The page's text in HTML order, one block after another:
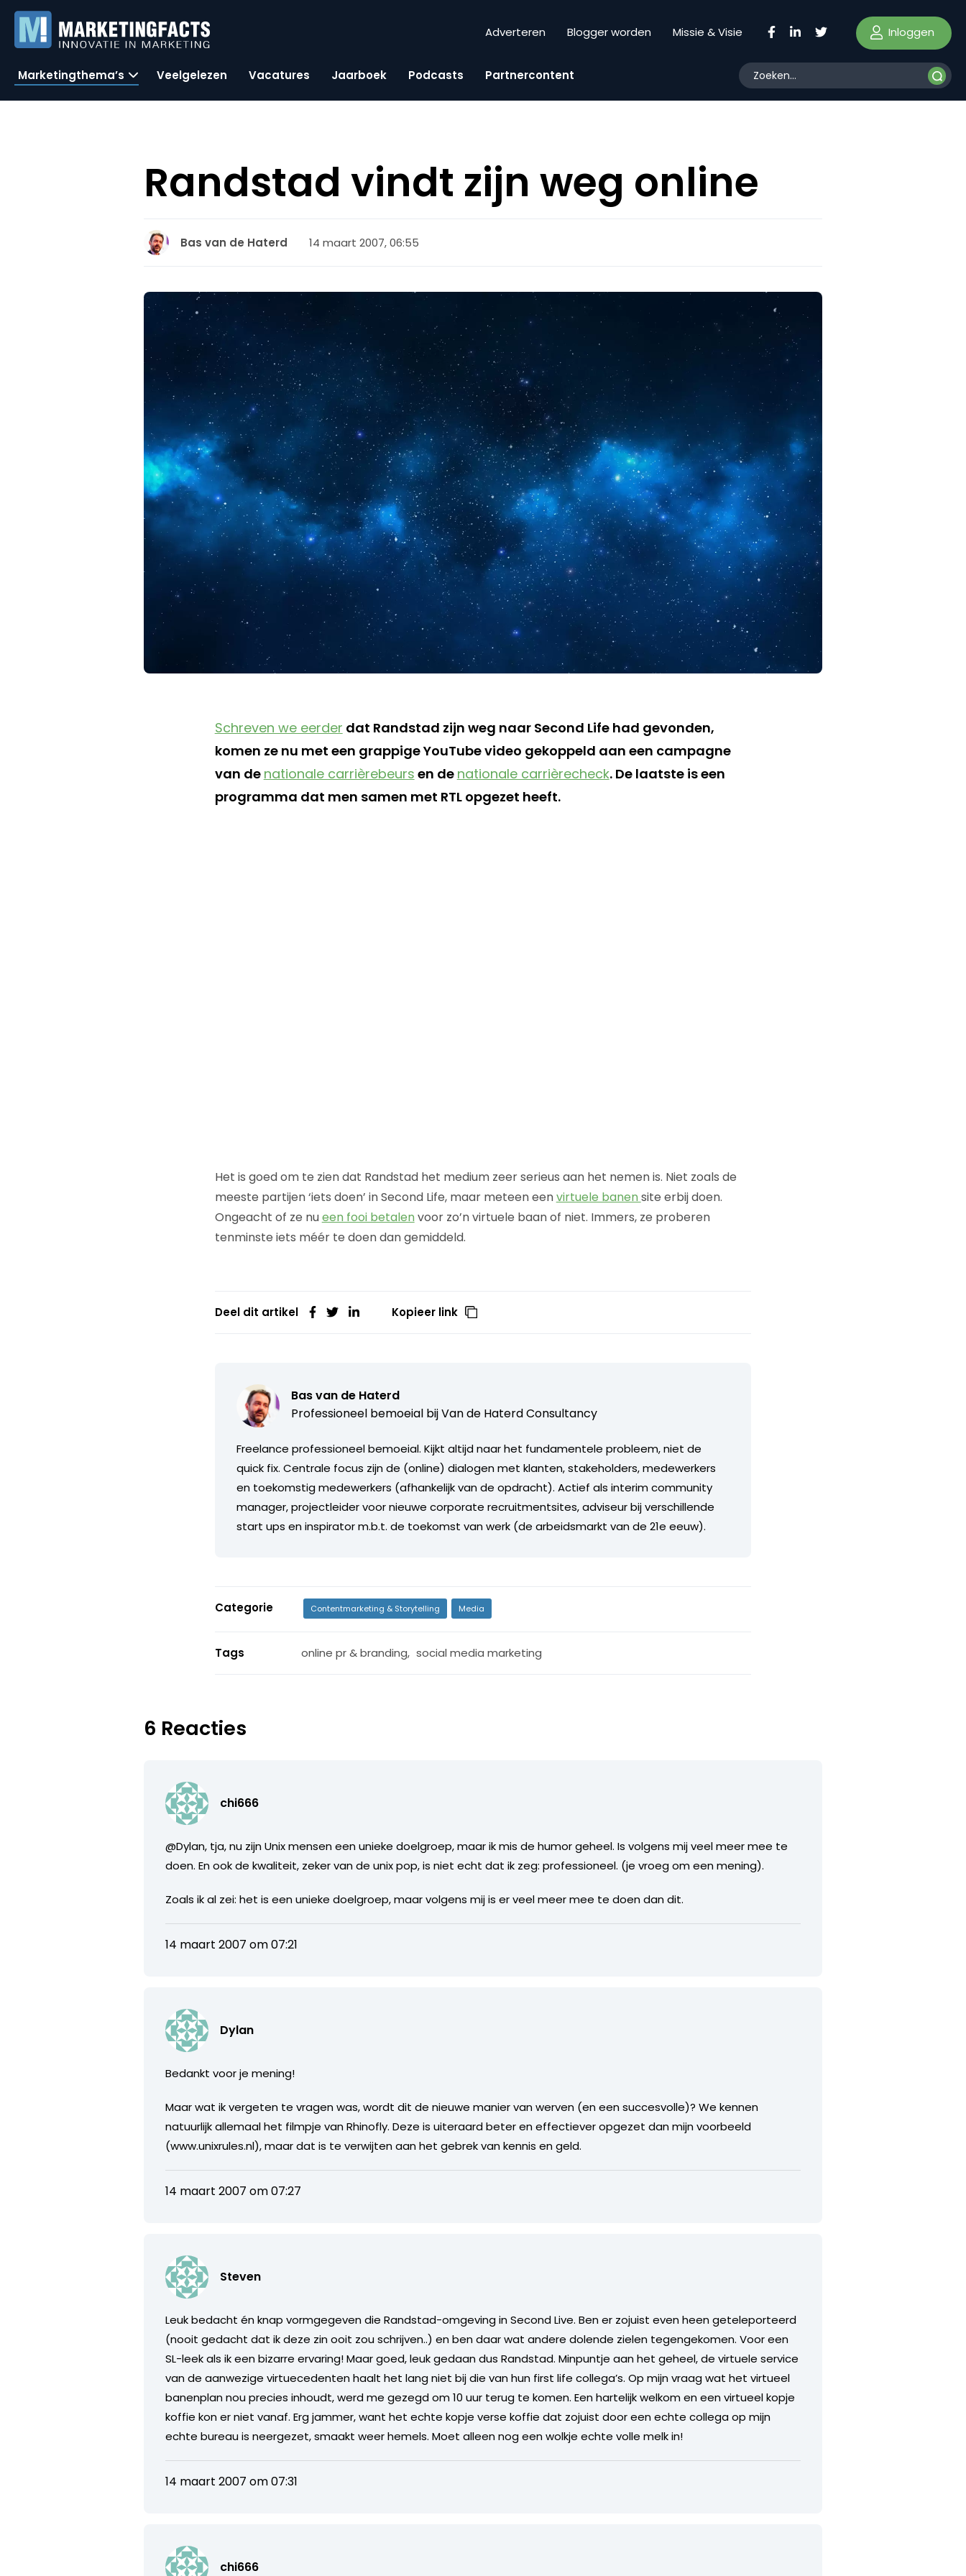
Adverteren Blogger worden Missie & Visie Inloggen
Marketingthema’s Veelgelezen Vacatures Jaarboek Podcasts Partnercontent
Randstad vindt zijn weg online
Bas van de Haterd 14 maart 2007, 06:55
Schreven we eerder dat Randstad zijn weg naar Second Life had gevonden,
komen ze nu met een grappige YouTube video gekoppeld aan een campagne
van de nationale carrièrebeurs en de nationale carrièrecheck. De laatste is een
programma dat men samen met RTL opgezet heeft.
Het is goed om te zien dat Randstad het medium zeer serieus aan het nemen is. Niet zoals de
meeste partijen ‘iets doen’ in Second Life, maar meteen eenvirtuele banen site erbij doen.
Ongeacht of ze nueen fooi betalen voor zo’n virtuele baan of niet. Immers, ze proberen
tenminste iets méér te doen dan gemiddeld.
Deel dit artikel Kopieer link
Bas van de Haterd
Professioneel bemoeial bijVan de Haterd Consultancy
Freelance professioneel bemoeial. Kijkt altijd naar het fundamentele probleem, niet de
quick fix. Centrale focus zijn de (online) dialogen met klanten, stakeholders, medewerkers
en toekomstig medewerkers (afhankelijk van de opdracht). Actief als interim community
manager, projectleider voor nieuwe corporate recruitmentsites, adviseur bij verschillende
start ups en inspirator m.b.t. de toekomst van werk (de arbeidsmarkt van de 21e eeuw).
Categorie Contentmarketing & Storytelling Media
Tags online pr & branding, social media marketing
6 Reacties
chi666
@Dylan, tja, nu zijn Unix mensen een unieke doelgroep, maar ik mis de humor geheel. Is volgens mij veel meer mee te
doen. En ook de kwaliteit, zeker van de unix pop, is niet echt dat ik zeg: professioneel. (je vroeg om een mening).
Zoals ik al zei: het is een unieke doelgroep, maar volgens mij is er veel meer mee te doen dan dit.
14 maart 2007 om 07:21
Dylan
Bedankt voor je mening!
Maar wat ik vergeten te vragen was, wordt dit de nieuwe manier van werven (en een succesvolle)? We kennen
natuurlijk allemaal het filmpje van Rhinofly. Deze is uiteraard beter en effectiever opgezet dan mijn voorbeeld
(www.unixrules.nl), maar dat is te verwijten aan het gebrek van kennis en geld.
14 maart 2007 om 07:27
Steven
Leuk bedacht én knap vormgegeven die Randstad-omgeving in Second Live. Ben er zojuist even heen geteleporteerd
(nooit gedacht dat ik deze zin ooit zou schrijven..) en ben daar wat andere dolende zielen tegengekomen. Voor een
SL-leek als ik een bizarre ervaring! Maar goed, leuk gedaan dus Randstad. Minpuntje aan het geheel, de virtuele service
van de aanwezige virtuecedenten haalt het lang niet bij die van hun first life collega’s. Op mijn vraag wat het virtueel
banenplan nou precies inhoudt, werd me gezegd om 10 uur terug te komen. Een hartelijk welkom en een virtueel kopje
koffie kon er niet vanaf. Erg jammer, want het echte kopje verse koffie dat zojuist door een echte collega op mijn
echte bureau is neergezet, smaakt weer hemels. Moet alleen nog een wolkje echte volle melk in!
14 maart 2007 om 07:31
chi666